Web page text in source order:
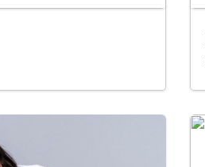
TO CART